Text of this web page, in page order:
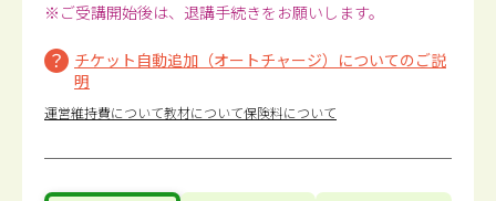
※ご受講開始後は、退講手続きをお願いします。
チケット自動追加（オートチャージ）についてのご説
明
運営維持費について教材について保険料について